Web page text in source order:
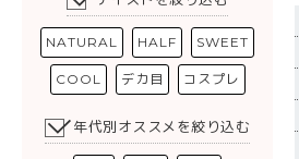
NATURAL HALF SWEET
COOL デカ目 コスプレ
年代別オススメを絞り込む